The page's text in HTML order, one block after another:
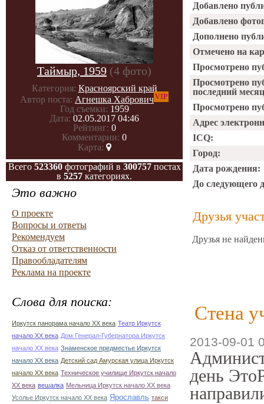
Таймыр, 1959 (4 фото)
Категория: Красноярский край
Автор поста: Агнешка ХабровичVIP
Год съемки: 1959
Дата: 02.05.2017 04:46
Рейтинг: 0
Комментарии: 0
Карта:
Всего 523360фотографий в 300757постах
в 5257 категориях.
Это важно
О проекте
Вопросы и ответы
Рекомендуем
Отказ от ответственности
Правообладателям
Реклама на проекте
Слова для поиска:
Иркутск панорама начало ХХ века Театр Иркутск
начало ХХ века Дом Генерал-Губернатора Иркутск
начало ХХ века Знаменское предместье Иркутск
начало ХХ века Детский сад Амурская улица Иркутск
начало ХХ века Техническое училище Иркутск начало
ХХ века вешалка Мельница Иркутск начало ХХ века
Усолье Иркутск начало ХХ века Ярославль такси
Добавлено
Добавлено
Дополнено
Отмечено на
Просмотрено
Просмотрено
последний
Просмотрено
Адрес
ICQ:
Город:
Дата рождения:
До следующего
Друзья
Друзья не
Стена
2013-09-01
день